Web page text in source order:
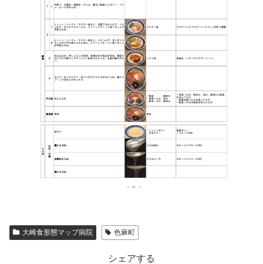
大崎食形態マップ病院 色麻町
シェアする